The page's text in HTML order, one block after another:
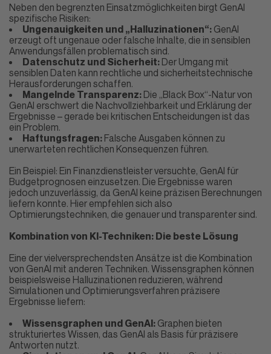
Neben den begrenzten Einsatzmöglichkeiten birgt GenAI
spezifische Risiken:
Ungenauigkeiten und „Halluzinationen“: GenAI
erzeugt oft ungenaue oder falsche Inhalte, die in sensiblen
Anwendungsfällen problematisch sind.
Datenschutz und Sicherheit: Der Umgang mit
sensiblen Daten kann rechtliche und sicherheitstechnische
Herausforderungen schaffen.
Mangelnde Transparenz: Die „Black Box“-Natur von
GenAI erschwert die Nachvollziehbarkeit und Erklärung der
Ergebnisse – gerade bei kritischen Entscheidungen ist das
ein Problem.
Haftungsfragen: Falsche Ausgaben können zu
unerwarteten rechtlichen Konsequenzen führen.
Ein Beispiel: Ein Finanzdienstleister versuchte, GenAI für
Budgetprognosen einzusetzen. Die Ergebnisse waren
jedoch unzuverlässig, da GenAI keine präzisen Berechnungen
liefern konnte. Hier empfehlen sich also
Optimierungstechniken, die genauer und transparenter sind.
Kombination von KI-Techniken: Die beste Lösung
Eine der vielversprechendsten Ansätze ist die Kombination
von GenAI mit anderen Techniken. Wissensgraphen können
beispielsweise Halluzinationen reduzieren, während
Simulationen und Optimierungsverfahren präzisere
Ergebnisse liefern:
Wissensgraphen und GenAI: Graphen bieten
strukturiertes Wissen, das GenAI als Basis für präzisere
Antworten nutzt.